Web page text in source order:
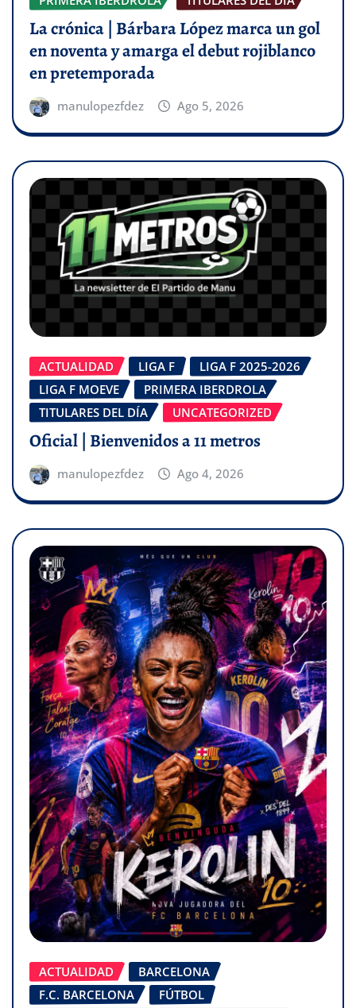
La crónica | Bárbara López marca un gol
en noventa y amarga el debut rojiblanco
en pretemporada
manulopezfdez Ago 5, 2026
ACTUALIDAD LIGA F
LIGA F 2025-2026
LIGA F MOEVE
PRIMERA IBERDROLA
TITULARES DEL DÍA
UNCATEGORIZED
Oficial | Bienvenidos a 11 metros
manulopezfdez Ago 4, 2026
ACTUALIDAD
BARCELONA
F.C. BARCELONA
FÚTBOL